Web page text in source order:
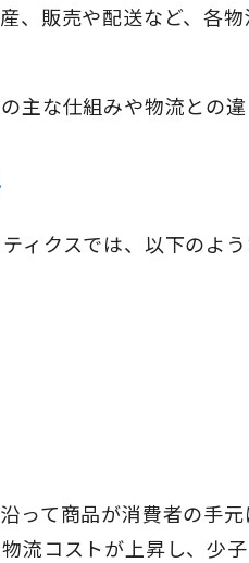
、販売や配送など、各
主な仕組みや物流との
ィクスでは、以下のよ
って商品が消費者の手
流コストが上昇し、少